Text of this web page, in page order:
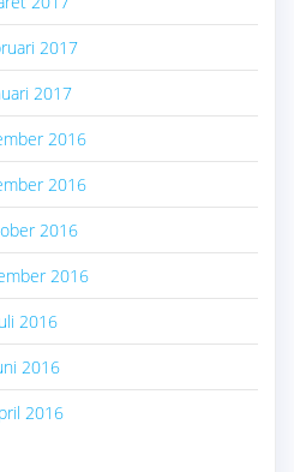
2017
2017
2016
2016
2016
2016
2016
2016
2016